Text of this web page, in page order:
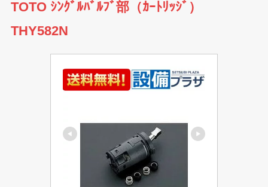
TOTO ｼﾝｸﾞﾙﾊﾞﾙﾌﾞ部（ｶｰﾄﾘｯｼﾞ）
THY582N